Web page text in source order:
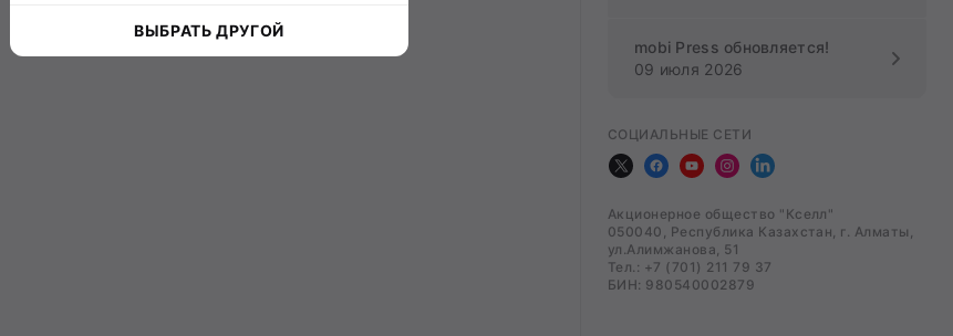
mobi Press обновляется!
09 июля 2026
СОЦИАЛЬНЫЕ СЕТИ
Акционерное общество "Кселл"
050040, Республика Казахстан, г. Алматы,
ул.Алимжанова, 51
Тел.: +7 (701) 211 79 37
БИН: 980540002879
ВЫБРАТЬ ДРУГОЙ